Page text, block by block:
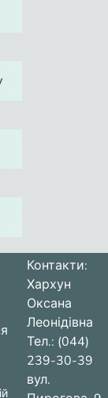
Контакти:
Хархун
Оксана
Леонідівна
Тел.: (044)
239-30-39
вул.